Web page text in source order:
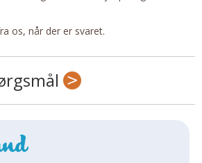
os, når der er svaret.